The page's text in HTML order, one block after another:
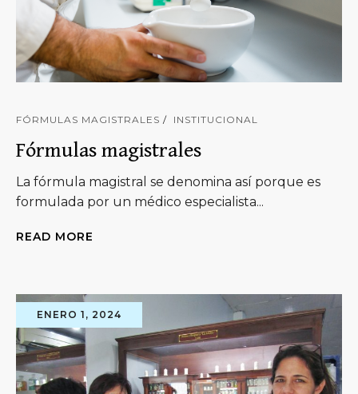
FÓRMULAS MAGISTRALES INSTITUCIONAL
Fórmulas magistrales
La fórmula magistral se denomina así porque es
formulada por un médico especialista...
READ MORE
ENERO 1, 2024